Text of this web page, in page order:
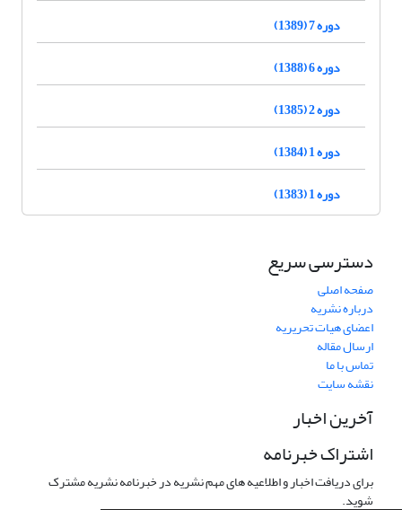
دوره 7 (1389)
دوره 6 (1388)
دوره 2 (1385)
دوره 1 (1384)
دوره 1 (1383)
دسترسی سریع
صفحه اصلی
درباره نشریه
اعضای هیات تحریریه
ارسال مقاله
تماس با ما
نقشه سایت
آخرین اخبار
اشتراک خبرنامه
برای دریافت اخبار و اطلاعیه های مهم نشریه در خبرنامه نشریه مشترک
شوید.